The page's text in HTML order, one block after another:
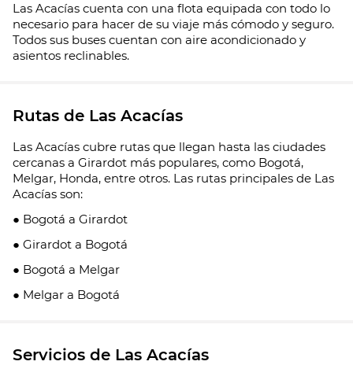
Las Acacías cuenta con una flota equipada con todo lo
necesario para hacer de su viaje más cómodo y seguro.
Todos sus buses cuentan con aire acondicionado y
asientos reclinables.
Rutas de Las Acacías
Las Acacías cubre rutas que llegan hasta las ciudades
cercanas a Girardot más populares, como Bogotá,
Melgar, Honda, entre otros. Las rutas principales de Las
Acacías son:
● Bogotá a Girardot
● Girardot a Bogotá
● Bogotá a Melgar
● Melgar a Bogotá
Servicios de Las Acacías